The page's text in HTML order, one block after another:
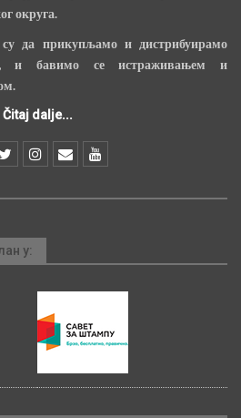
округа.
да прикупљамо и дистрибуирамо
и бавимо се истраживањем и
Čitaj dalje...
у: